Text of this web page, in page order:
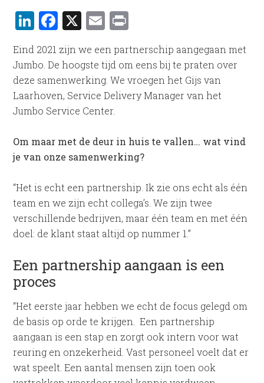
LinkedIn
Facebook
X Email
Eind 2021 zijn we een partnerschip aangegaan met
Jumbo. De hoogste tijd om eens bij te praten over
deze samenwerking. We vroegen het Gijs van
Laarhoven, Service Delivery Manager van het
Jumbo Service Center.
Om maar met de deur in huis te vallen… wat vind
je van onze samenwerking?
“Het is echt een partnership. Ik zie ons echt als één
team en we zijn echt collega’s. We zijn twee
verschillende bedrijven, maar één team en met één
doel: de klant staat altijd op nummer 1.”
Een partnership aangaan is een
proces
“Het eerste jaar hebben we echt de focus gelegd om
de basis op orde te krijgen. Een partnership
aangaan is een stap en zorgt ook intern voor wat
reuring en onzekerheid. Vast personeel voelt dat er
wat speelt. Een aantal mensen zijn toen ook